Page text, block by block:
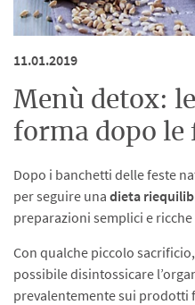
11.01.2019
Menù detox:
forma dopo le
Dopo i banchetti delle feste
per seguire una dieta
preparazioni semplici e
Con qualche piccolo
possibile disintossicare
prevalentemente sui prodotti